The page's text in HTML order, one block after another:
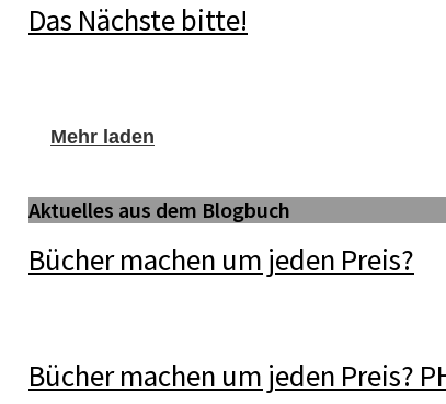
Das Nächste bitte!
Mehr laden
Aktuelles aus dem Blogbuch
Bücher machen um jeden Preis?
Bücher machen um jeden Preis?